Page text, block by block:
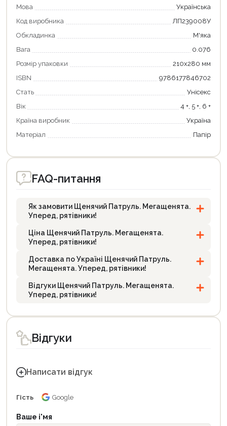
Мова
Українська
Код виробника
ЛП239008У
Обкладинка
М'яка
Вага
0.076
Розмір упаковки
210х280 мм
ISBN
9786177846702
Стать
Унісекс
Вік
4 +, 5 +, 6 +
Країна виробник
Україна
Матеріал
Папір
FAQ-питання
Як замовити Щенячий Патруль. Мегащенята.
Уперед, рятівники!
Ціна Щенячий Патруль. Мегащенята.
Уперед, рятівники!
Доставка по Україні Щенячий Патруль.
Мегащенята. Уперед, рятівники!
Відгуки Щенячий Патруль. Мегащенята.
Уперед, рятівники!
Відгуки
Написати відгук
Гість Google
Ваше і'мя
Продовжити покупки